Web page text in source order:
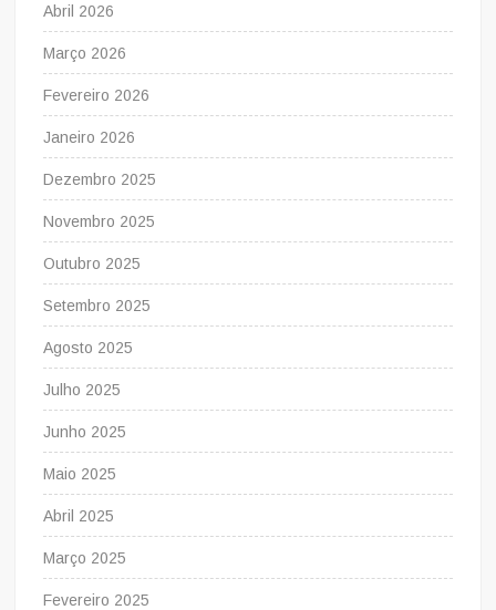
Abril 2026
Março 2026
Fevereiro 2026
Janeiro 2026
Dezembro 2025
Novembro 2025
Outubro 2025
Setembro 2025
Agosto 2025
Julho 2025
Junho 2025
Maio 2025
Abril 2025
Março 2025
Fevereiro 2025